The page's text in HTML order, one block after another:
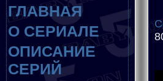
ГЛАВНАЯ
О СЕРИАЛЕ
ОПИСАНИЕ
СЕРИЙ